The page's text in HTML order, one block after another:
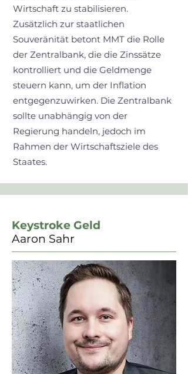
Wirtschaft zu stabilisieren.
Zusätzlich zur staatlichen
Souveränität betont MMT die Rolle
der Zentralbank, die die Zinssätze
kontrolliert und die Geldmenge
steuern kann, um der Inflation
entgegenzuwirken. Die Zentralbank
sollte unabhängig von der
Regierung handeln, jedoch im
Rahmen der Wirtschaftsziele des
Staates.
Keystroke Geld
Aaron Sahr